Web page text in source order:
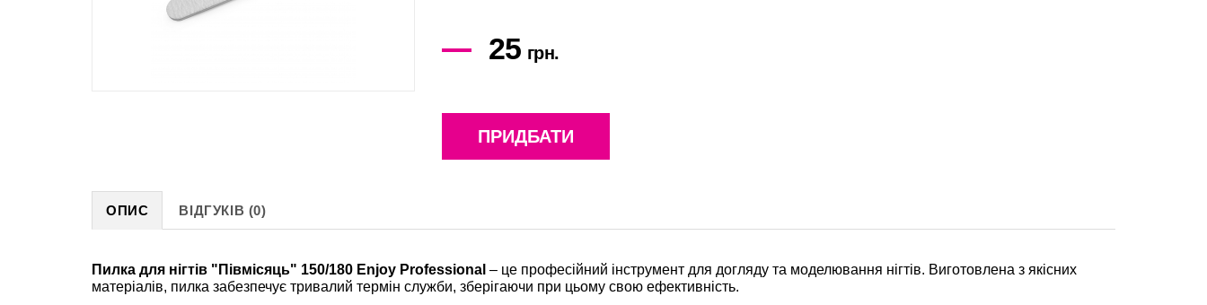
25 грн.
ПРИДБАТИ
ОПИС ВІДГУКІВ (0)
Пилка для нігтів "Півмісяць" 150/180 Enjoy Professional – це професійний інструмент для догляду та моделювання нігтів. Виготовлена з якісних
матеріалів, пилка забезпечує тривалий термін служби, зберігаючи при цьому свою ефективність.